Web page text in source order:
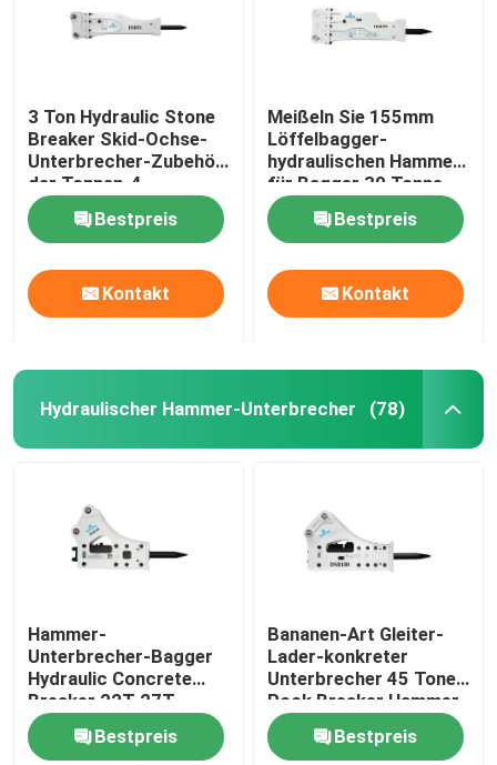
3 Ton Hydraulic Stone
Breaker Skid-Ochse-
Unterbrecher-Zubehör
der Tonnen-4
Bestpreis
Kontakt
Meißeln Sie 155mm
Löffelbagger-
hydraulischen Hammer
für Bagger 30 Tonne
Bestpreis
Kontakt
Hydraulischer Hammer-Unterbrecher (78)
Hammer-
Unterbrecher-Bagger
Hydraulic Concrete
Breaker 22T 27T
hydraulischer
Bestpreis
Bananen-Art Gleiter-
Lader-konkreter
Unterbrecher 45 Tone
Rock Breaker Hammer
Bestpreis